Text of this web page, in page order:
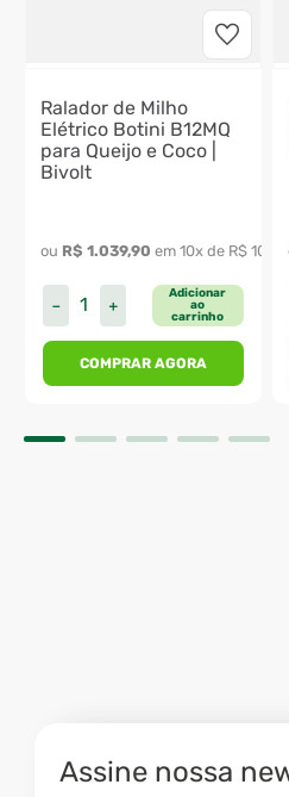
99
Ralador de Milho
Elétrico Botini B12MQ
para Queijo e Coco |
Bivolt
ou R$ 1.039,90 em 10x de R$ 103
＋
－
Adicionar
ao
carrinho
COMPRAR AGORA
Assine nossa